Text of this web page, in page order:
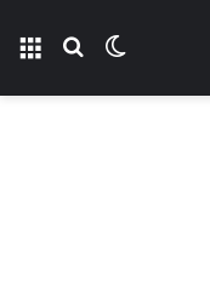
تغییر پوسته